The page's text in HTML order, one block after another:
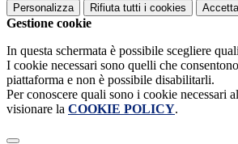
Personalizza Rifiuta tutti i cookies
Gestione cookie
In questa schermata è possibile scegliere
I cookie necessari sono quelli che
piattaforma e non è possibile disabilitarli.
Per conoscere quali sono i cookie necessari
visionare la COOKIE POLICY.